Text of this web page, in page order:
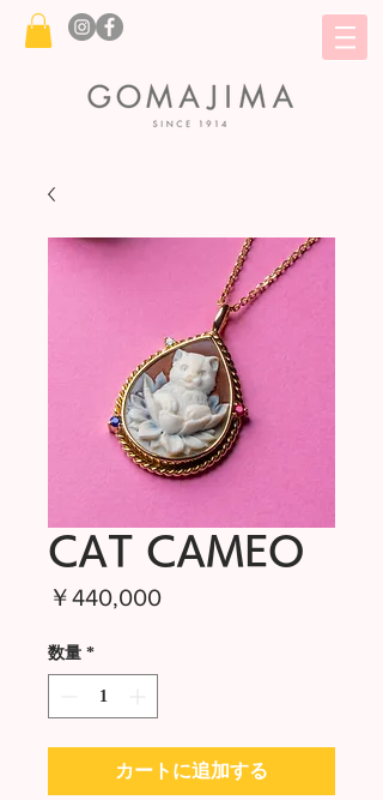
CAT CAMEO
￥440,000価
数量 *
カートに追加する